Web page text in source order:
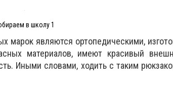
в школу 1
марок являются ортопедическими,
материалов, имеют красивый
Иными словами, ходить с таким